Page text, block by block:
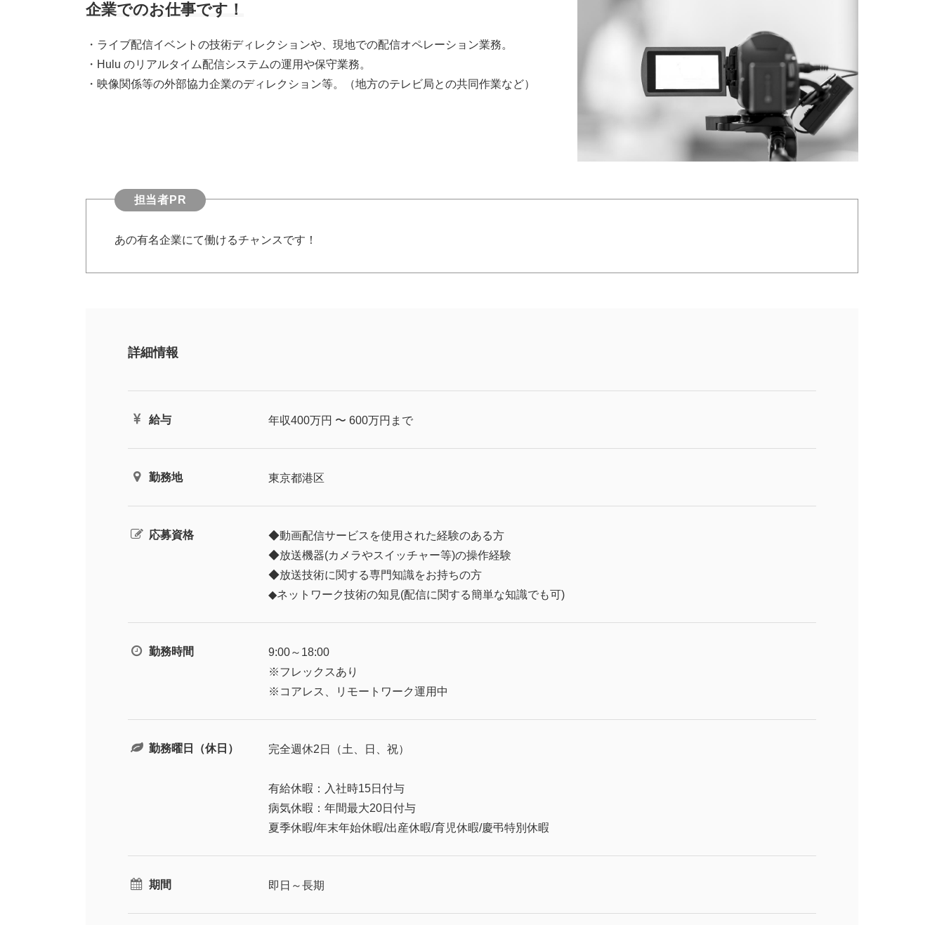
企業でのお仕事です！
・ライブ配信イベントの技術ディレクションや、現地での配信オペレーション業務。
・Hulu のリアルタイム配信システムの運用や保守業務。
・映像関係等の外部協力企業のディレクション等。（地方のテレビ局との共同作業など）
担当者PR
あの有名企業にて働けるチャンスです！
詳細情報
給与 年収400万円 〜 600万円まで
勤務地 東京都港区
応募資格
◆動画配信サービスを使用された経験のある方
◆放送機器(カメラやスイッチャー等)の操作経験
◆放送技術に関する専門知識をお持ちの方
◆ネットワーク技術の知見(配信に関する簡単な知識でも可)
勤務時間
9:00～18:00
※フレックスあり
※コアレス、リモートワーク運用中
勤務曜日（休日） 完全週休2日（土、日、祝）
有給休暇：入社時15日付与
病気休暇：年間最大20日付与
夏季休暇/年末年始休暇/出産休暇/育児休暇/慶弔特別休暇
期間 即日～長期